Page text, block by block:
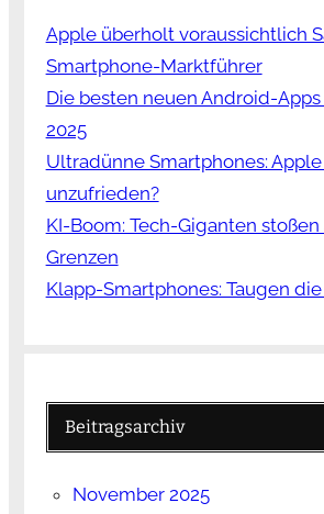
Apple überholt voraussichtlich
Smartphone-Marktführer
Die besten neuen Android-
2025
Ultradünne Smartphones:
unzufrieden?
KI-Boom: Tech-Giganten
Grenzen
Klapp-Smartphones: Taugen
Beitragsarchiv
November 2025